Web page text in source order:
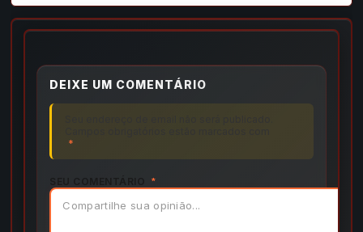
DEIXE UM COMENTÁRIO
*
*